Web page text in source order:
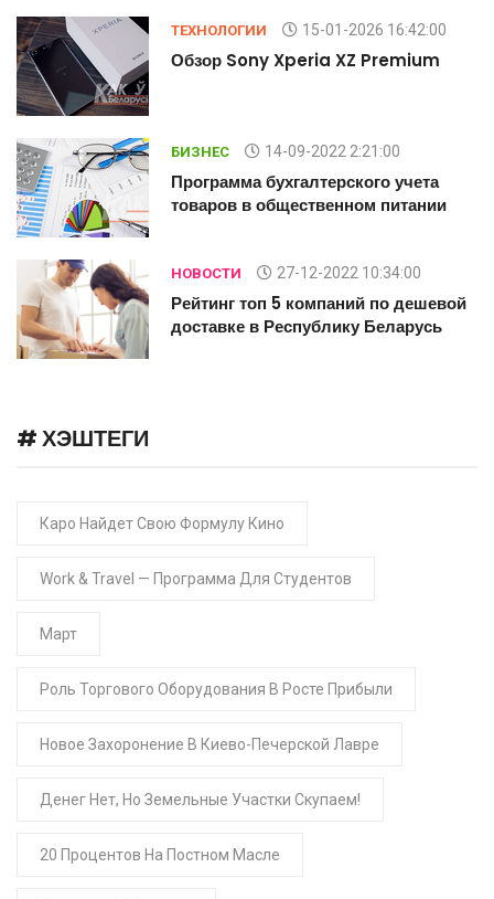
ТЕХНОЛОГИИ 15-01-2026 16:42:00
Обзор Sony Xperia XZ Premium
БИЗНЕС 14-09-2022 2:21:00
Программа бухгалтерского учета
товаров в общественном питании
НОВОСТИ 27-12-2022 10:34:00
Рейтинг топ 5 компаний по дешевой
доставке в Республику Беларусь
# ХЭШТЕГИ
Каро Найдет Свою Формулу Кино
Work & Travel — Программа Для Студентов
Март
Роль Торгового Оборудования В Росте Прибыли
Новое Захоронение В Киево-Печерской Лавре
Денег Нет, Но Земельные Участки Скупаем!
20 Процентов На Постном Масле